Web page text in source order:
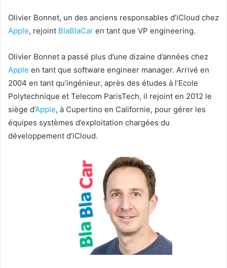
Olivier​ ​Bonnet,​ ​un​ ​des​ ​anciens​ ​responsables​ ​d’iCloud​ ​chez​
Apple,​ ​rejoint​ ​ BlaBlaCar en​ ​tant​ ​que​ ​VP​ ​engineering​.
Olivier Bonnet a passé plus d’une dizaine d’années chez
Apple en tant que software engineer manager. Arrivé en
2004 en tant qu’ingénieur, après des études à l’Ecole
Polytechnique et Telecom ParisTech, il rejoint en 2012 le
siège d’Apple, à Cupertino en Californie, pour gérer les
équipes systèmes d’exploitation chargées du
développement d’iCloud.